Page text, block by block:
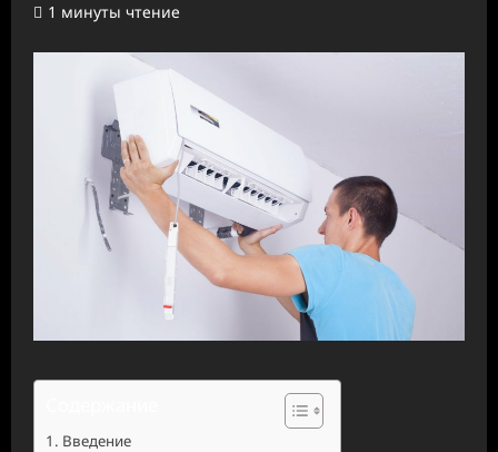
1 минуты чтение
Введение